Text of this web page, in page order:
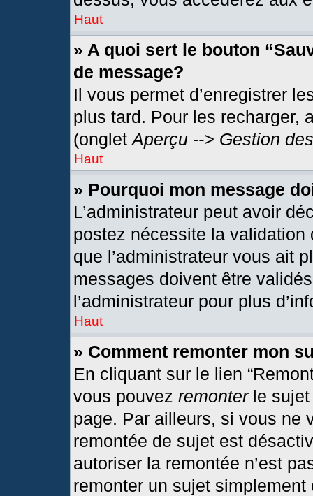
Haut
» A quoi sert le bouton
de message?
Il vous permet d’enregistrer
plus tard. Pour les recharger,
(ongletAperçu --> Gestion
Haut
» Pourquoi mon message
L’administrateur peut avoir
postez nécessite la
que l’administrateur vous ait
messages doivent être
l’administrateur pour plus
Haut
» Comment remonter mon
En cliquant sur le lien
vous pouvez remonterle sujet
page. Par ailleurs, si vous ne
remontée de sujet est
autoriser la remontée n’est
remonter un sujet